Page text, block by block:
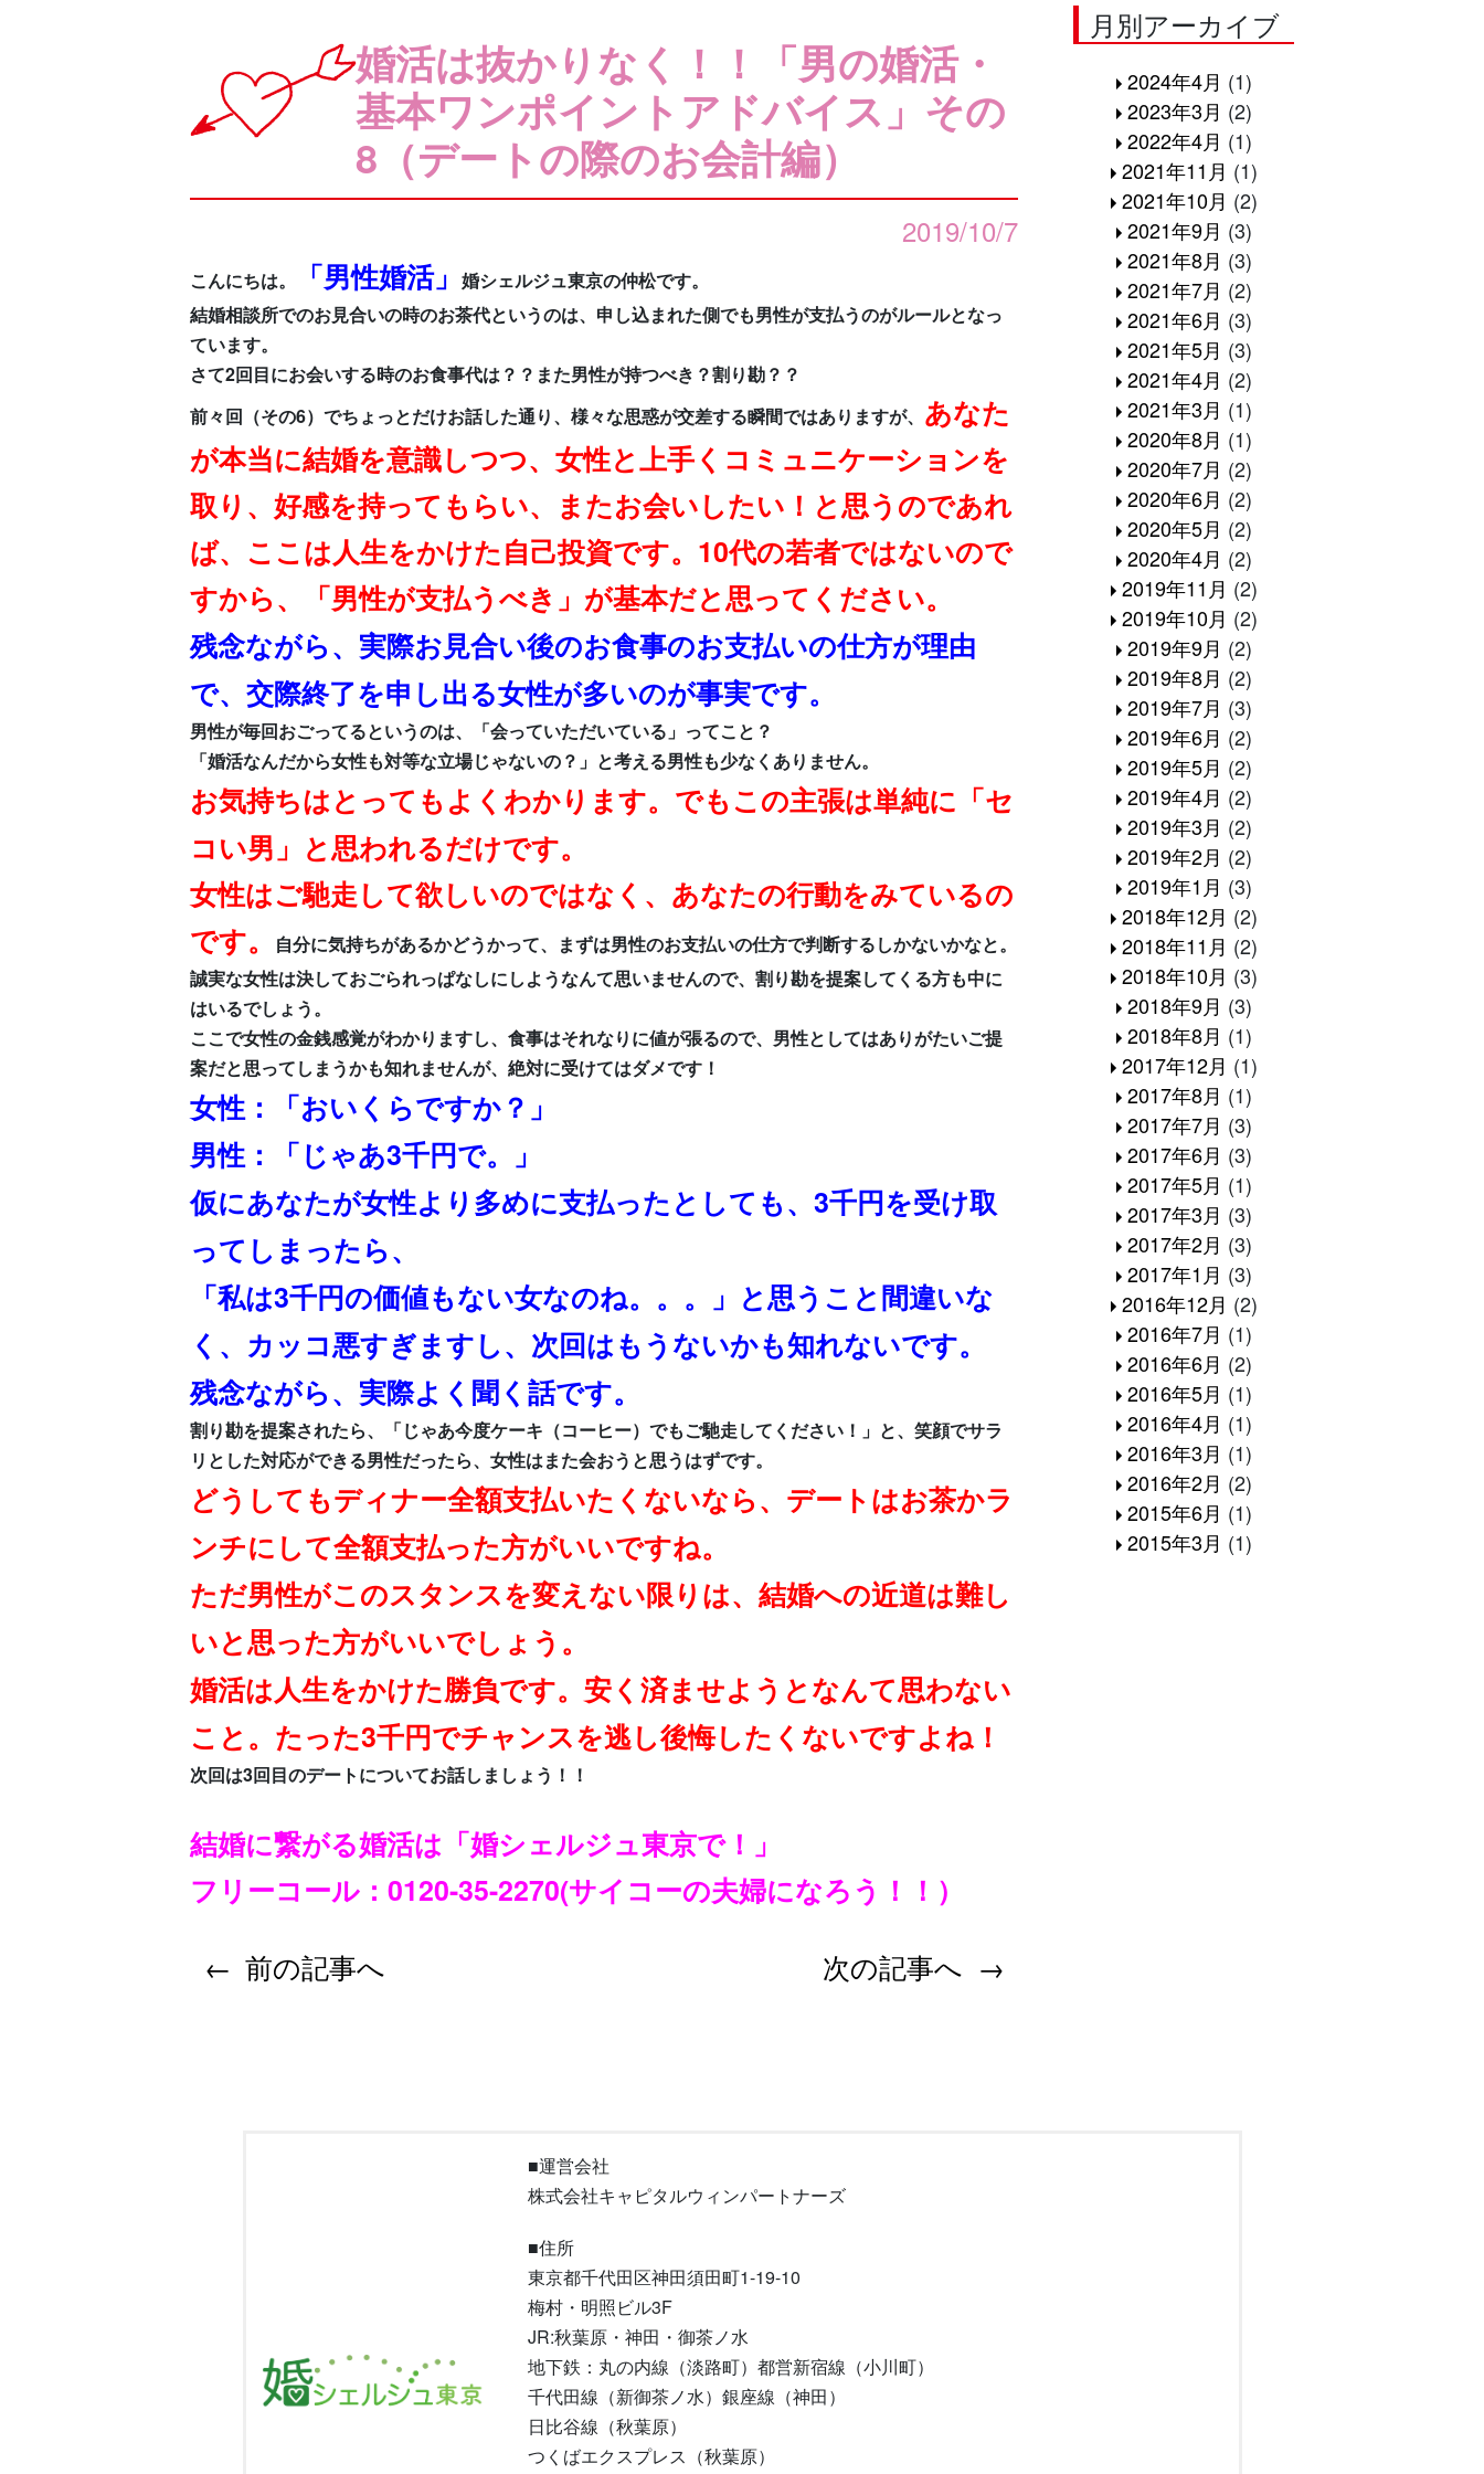
婚活は抜かりなく！！「男の婚活・
基本ワンポイントアドバイス」その
8（デートの際のお会計編）
2019/10/7
こんにちは。 「男性婚活」 婚シェルジュ東京の仲松です。
結婚相談所でのお見合いの時のお茶代というのは、申し込まれた側でも男性が支払うのがルールとなっ
ています。
さて2回目にお会いする時のお食事代は？？また男性が持つべき？割り勘？？
前々回（その6）でちょっとだけお話した通り、様々な思惑が交差する瞬間ではありますが、 あなた
が本当に結婚を意識しつつ、女性と上手くコミュニケーションを
取り、好感を持ってもらい、またお会いしたい！と思うのであれ
ば、ここは人生をかけた自己投資です。10代の若者ではないので
すから、「男性が支払うべき」が基本だと思ってください。
残念ながら、実際お見合い後のお食事のお支払いの仕方が理由
で、交際終了を申し出る女性が多いのが事実です。
男性が毎回おごってるというのは、「会っていただいている」ってこと？
「婚活なんだから女性も対等な立場じゃないの？」と考える男性も少なくありません。
お気持ちはとってもよくわかります。でもこの主張は単純に「セ
コい男」と思われるだけです。
女性はご馳走して欲しいのではなく、あなたの行動をみているの
です。
自分に気持ちがあるかどうかって、まずは男性のお支払いの仕方で判断するしかないかなと。
誠実な女性は決しておごられっぱなしにしようなんて思いませんので、割り勘を提案してくる方も中に
はいるでしょう。
ここで女性の金銭感覚がわかりますし、食事はそれなりに値が張るので、男性としてはありがたいご提
案だと思ってしまうかも知れませんが、絶対に受けてはダメです！
女性：「おいくらですか？」
男性：「じゃあ3千円で。」
仮にあなたが女性より多めに支払ったとしても、3千円を受け取
ってしまったら、
「私は3千円の価値もない女なのね。。。」と思うこと間違いな
く、カッコ悪すぎますし、次回はもうないかも知れないです。
残念ながら、実際よく聞く話です。
割り勘を提案されたら、「じゃあ今度ケーキ（コーヒー）でもご馳走してください！」と、笑顔でサラ
リとした対応ができる男性だったら、女性はまた会おうと思うはずです。
どうしてもディナー全額支払いたくないなら、デートはお茶かラ
ンチにして全額支払った方がいいですね。
ただ男性がこのスタンスを変えない限りは、結婚への近道は難し
いと思った方がいいでしょう。
婚活は人生をかけた勝負です。安く済ませようとなんて思わない
こと。たった3千円でチャンスを逃し後悔したくないですよね！
次回は3回目のデートについてお話しましょう！！
結婚に繋がる婚活は「婚シェルジュ東京で！」
フリーコール：0120-35-2270(サイコーの夫婦になろう！！）
前の記事へ
次の記事へ
月別アーカイブ
2024年4月 (1)
2023年3月 (2)
2022年4月 (1)
2021年11月 (1)
2021年10月 (2)
2021年9月 (3)
2021年8月 (3)
2021年7月 (2)
2021年6月 (3)
2021年5月 (3)
2021年4月 (2)
2021年3月 (1)
2020年8月 (1)
2020年7月 (2)
2020年6月 (2)
2020年5月 (2)
2020年4月 (2)
2019年11月 (2)
2019年10月 (2)
2019年9月 (2)
2019年8月 (2)
2019年7月 (3)
2019年6月 (2)
2019年5月 (2)
2019年4月 (2)
2019年3月 (2)
2019年2月 (2)
2019年1月 (3)
2018年12月 (2)
2018年11月 (2)
2018年10月 (3)
2018年9月 (3)
2018年8月 (1)
2017年12月 (1)
2017年8月 (1)
2017年7月 (3)
2017年6月 (3)
2017年5月 (1)
2017年3月 (3)
2017年2月 (3)
2017年1月 (3)
2016年12月 (2)
2016年7月 (1)
2016年6月 (2)
2016年5月 (1)
2016年4月 (1)
2016年3月 (1)
2016年2月 (2)
2015年6月 (1)
2015年3月 (1)
■運営会社
株式会社キャピタルウィンパートナーズ
■住所
東京都千代田区神田須田町1-19-10
梅村・明照ビル3F
JR:秋葉原・神田・御茶ノ水
地下鉄：丸の内線（淡路町）都営新宿線（小川町）
千代田線（新御茶ノ水）銀座線（神田）
日比谷線（秋葉原）
つくばエクスプレス（秋葉原）